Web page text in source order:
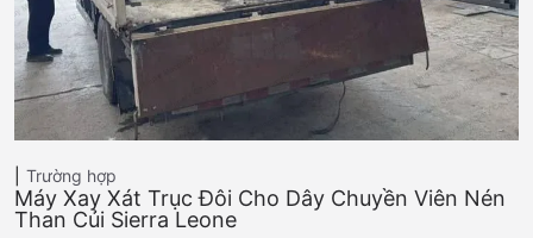
Trường hợp
Máy Xay Xát Trục Đôi Cho Dây Chuyền Viên Nén
Than Củi Sierra Leone